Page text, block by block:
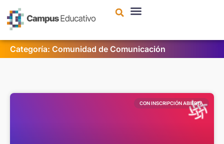
Categoría: Comunidad de Comunicación
CON INSCRIPCIÓN ABIERTA